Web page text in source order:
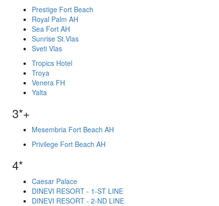
Prestige Fort Beach
Royal Palm AH
Sea Fort AH
Sunrise St.Vlas
Sveti Vlas
Tropics Hotel
Troya
Venera FH
Yalta
3*+
Mesembria Fort Beach AH
Privilege Fort Beach AH
4*
Caesar Palace
DINEVI RESORT - 1-ST LINE
DINEVI RESORT - 2-ND LINE